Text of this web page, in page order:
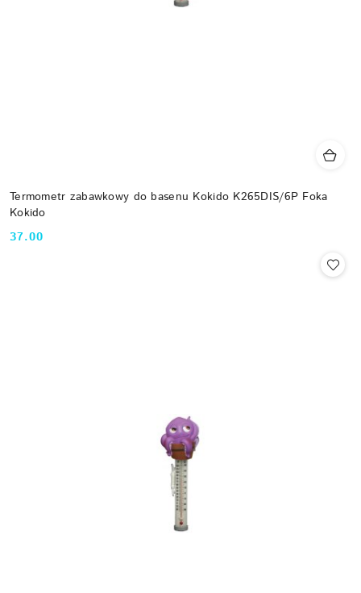
Termometr zabawkowy do basenu Kokido K265DIS/6P Foka
Kokido
Cena:
37.00